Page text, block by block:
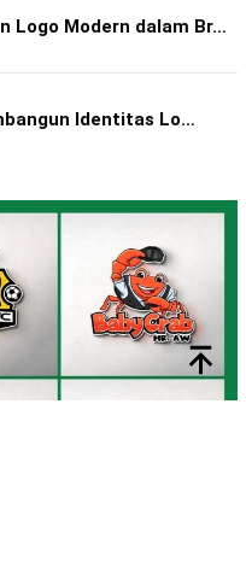
Logo Modern dalam Br…
Identitas Lo…